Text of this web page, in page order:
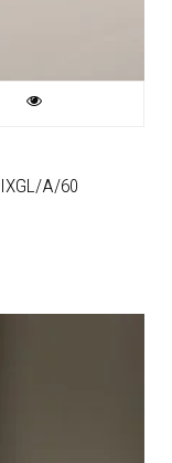
A/60